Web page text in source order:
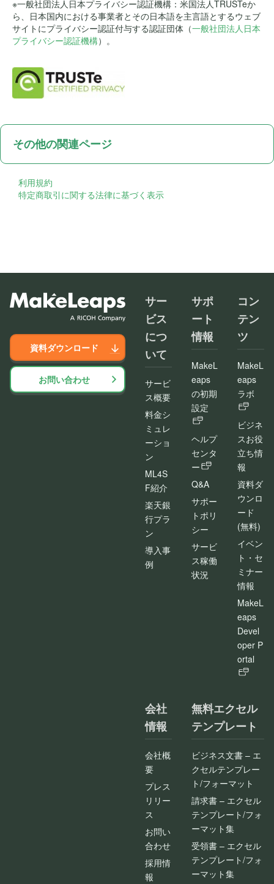
※一般社団法人日本プライバシー認証機構：米国法人TRUSTeか
ら、日本国内における事業者とその日本語を主言語とするウェブ
サイトにプライバシー認証付与する認証団体（一般社団法人日本
プライバシー認証機構）。
その他の関連ページ
利用規約
特定商取引に関する法律に基づく表示
資料ダウンロード
お問い合わせ
サー
ビス
につ
いて
サービ
ス概要
料金シ
ミュレ
ーショ
ン
ML4S
F紹介
楽天銀
行プラ
ン
導入事
例
サポ
ート
情報
MakeL
eaps
の初期
設定
ヘルプ
センタ
ー
Q&A
サポー
トポリ
シー
サービ
ス稼働
状況
コン
テン
ツ
MakeL
eaps
ラボ
ビジネ
スお役
立ち情
報
資料ダ
ウンロ
ード
(無料)
イベン
ト・セ
ミナー
情報
MakeL
eaps
Devel
oper P
ortal
会社
情報
会社概
要
プレス
リリー
ス
お問い
合わせ
採用情
報
無料エクセル
テンプレート
ビジネス文書 – エ
クセルテンプレー
ト/フォーマット
請求書 – エクセル
テンプレート/フォ
ーマット集
受領書 – エクセル
テンプレート/フォ
ーマット集